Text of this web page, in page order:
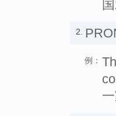
2.
例：